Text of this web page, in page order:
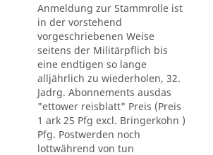
Anmeldung zur Stammrolle ist
in der vorstehend
vorgeschriebenen Weise
seitens der Militärpflich bis
eine endtigen so lange
alljährlich zu wiederholen, 32.
Jadrg. Abonnements ausdas
"ettower reisblatt" Preis (Preis
1 ark 25 Pfg excl. Bringerkohn )
Pfg. Postwerden noch
lottwährend von tun